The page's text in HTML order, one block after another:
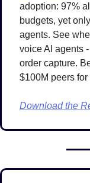
adoption: 97%
budgets, yet
agents. See
voice AI agents
order capture.
$100M peers
Download the